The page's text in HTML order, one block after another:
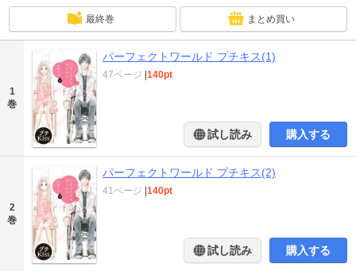
最終巻 まとめ買い
1
巻
パーフェクトワールド プチキス(1)
47ページ |140pt
試し読み 購入する
2
巻
パーフェクトワールド プチキス(2)
41ページ |140pt
試し読み 購入する